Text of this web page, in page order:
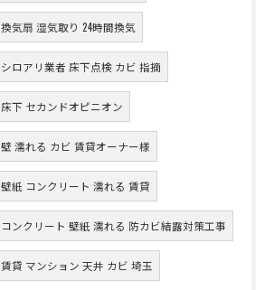
換気扇 湿気取り 24時間換気
シロアリ業者 床下点検 カビ 指摘
床下 セカンドオピニオン
壁 濡れる カビ 賃貸オーナー様
壁紙 コンクリート 濡れる 賃貸
コンクリート 壁紙 濡れる 防カビ結露対策工事
賃貸 マンション 天井 カビ 埼玉